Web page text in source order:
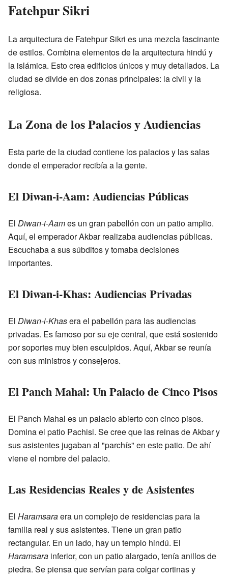
Fatehpur Sikri
La arquitectura de Fatehpur Sikri es una mezcla fascinante
de estilos. Combina elementos de la arquitectura hindú y
la islámica. Esto crea edificios únicos y muy detallados. La
ciudad se divide en dos zonas principales: la civil y la
religiosa.
La Zona de los Palacios y Audiencias
Esta parte de la ciudad contiene los palacios y las salas
donde el emperador recibía a la gente.
El Diwan-i-Aam: Audiencias Públicas
El Diwan-i-Aames un gran pabellón con un patio amplio.
Aquí, el emperador Akbar realizaba audiencias públicas.
Escuchaba a sus súbditos y tomaba decisiones
importantes.
El Diwan-i-Khas: Audiencias Privadas
El Diwan-i-Khasera el pabellón para las audiencias
privadas. Es famoso por su eje central, que está sostenido
por soportes muy bien esculpidos. Aquí, Akbar se reunía
con sus ministros y consejeros.
El Panch Mahal: Un Palacio de Cinco Pisos
El Panch Mahal es un palacio abierto con cinco pisos.
Domina el patio Pachisi. Se cree que las reinas de Akbar y
sus asistentes jugaban al "parchís" en este patio. De ahí
viene el nombre del palacio.
Las Residencias Reales y de Asistentes
El Haramsaraera un complejo de residencias para la
familia real y sus asistentes. Tiene un gran patio
rectangular. En un lado, hay un templo hindú. El
Haramsara inferior, con un patio alargado, tenía anillos de
piedra. Se piensa que servían para colgar cortinas y